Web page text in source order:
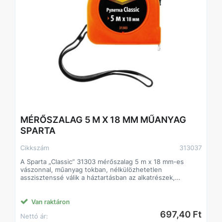
MÉRŐSZALAG 5 M X 18 MM MŰANYAG
SPARTA
Cikkszám
313037
A Sparta „Classic” 31303 mérőszalag 5 m x 18 mm-es
vászonnal, műanyag tokban, nélkülözhetetlen
asszisztenssé válik a háztartásban az alkatrészek,
tervezték. A horgon lévő speciális ablaknak köszönhetően
Van raktáron
Nettó ár:
697,40 Ft